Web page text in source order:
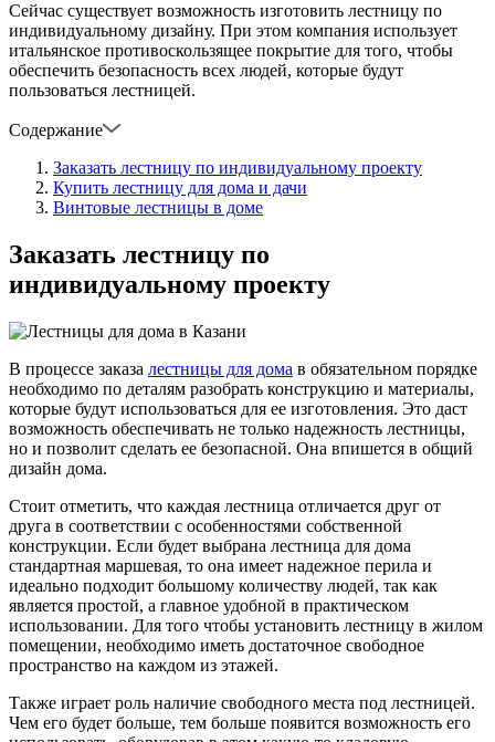
Сейчас существует возможность изготовить лестницу по
индивидуальному дизайну. При этом компания использует
итальянское противоскользящее покрытие для того, чтобы
обеспечить безопасность всех людей, которые будут
пользоваться лестницей.
Содержание
Заказать лестницу по индивидуальному проекту
Купить лестницу для дома и дачи
Винтовые лестницы в доме
Заказать лестницу по
индивидуальному проекту
В процессе заказа лестницы для дома в обязательном порядке
необходимо по деталям разобрать конструкцию и материалы,
которые будут использоваться для ее изготовления. Это даст
возможность обеспечивать не только надежность лестницы,
но и позволит сделать ее безопасной. Она впишется в общий
дизайн дома.
Стоит отметить, что каждая лестница отличается друг от
друга в соответствии с особенностями собственной
конструкции. Если будет выбрана лестница для дома
стандартная маршевая, то она имеет надежное перила и
идеально подходит большому количеству людей, так как
является простой, а главное удобной в практическом
использовании. Для того чтобы установить лестницу в жилом
помещении, необходимо иметь достаточное свободное
пространство на каждом из этажей.
Также играет роль наличие свободного места под лестницей.
Чем его будет больше, тем больше появится возможность его